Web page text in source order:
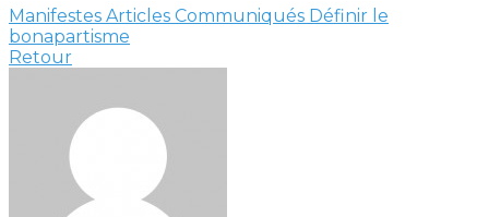
Manifestes Articles Communiqués Définir le
bonapartisme
Retour